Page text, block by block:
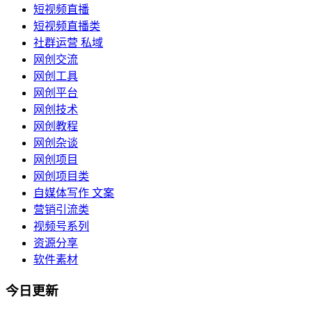
短视频直播
短视频直播类
社群运营 私域
网创交流
网创工具
网创平台
网创技术
网创教程
网创杂谈
网创项目
网创项目类
自媒体写作 文案
营销引流类
视频号系列
资源分享
软件素材
今日更新